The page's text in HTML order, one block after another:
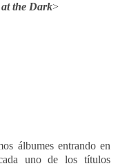
the Dark>
álbumes entrando en
uno de los títulos